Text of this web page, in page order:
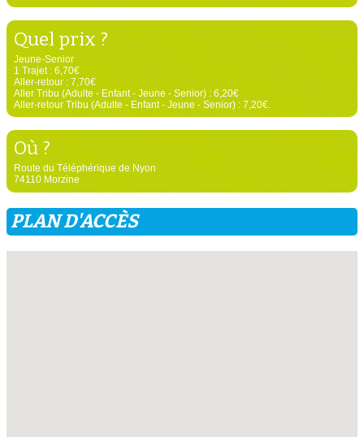
Quel prix ?
Jeune-Senior
1 Trajet : 6,70€
Aller-retour : 7,70€
Aller Tribu (Adulte - Enfant - Jeune - Senior) : 6,20€
Aller-retour Tribu (Adulte - Enfant - Jeune - Senior) : 7,20€.
Où ?
Route du Téléphérique de Nyon
74110 Morzine
PLAN D'ACCÈS